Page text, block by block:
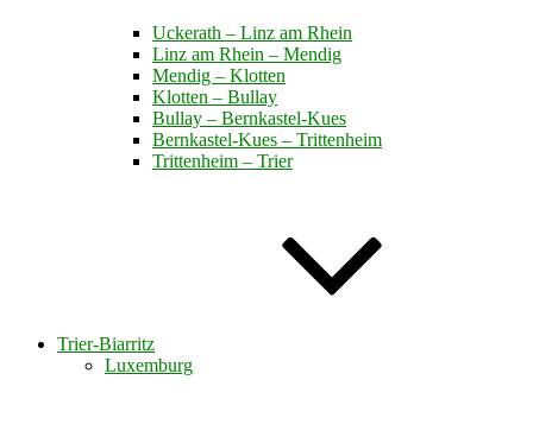
Uckerath – Linz am Rhein
Linz am Rhein – Mendig
Mendig – Klotten
Klotten – Bullay
Bullay – Bernkastel-Kues
Bernkastel-Kues – Trittenheim
Trittenheim – Trier
Trier-Biarritz
Luxemburg